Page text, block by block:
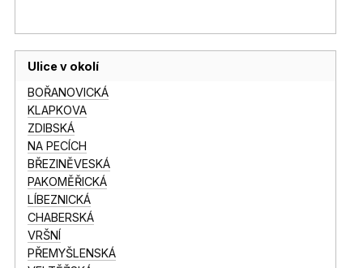
Ulice v okolí
BOŘANOVICKÁ
KLAPKOVA
ZDIBSKÁ
NA PECÍCH
BŘEZINĚVESKÁ
PAKOMĚŘICKÁ
LÍBEZNICKÁ
CHABERSKÁ
VRŠNÍ
PŘEMYŠLENSKÁ